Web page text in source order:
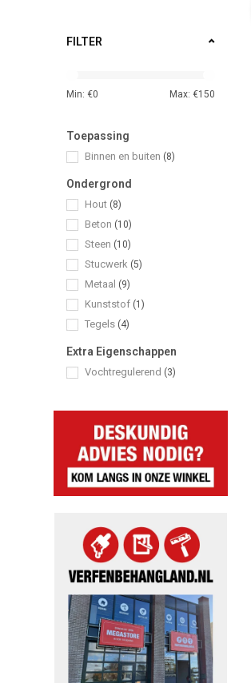
FILTER
Min: €0 Max: €150
Toepassing
Binnen en buiten (8)
Ondergrond
Hout (8)
Beton (10)
Steen (10)
Stucwerk (5)
Metaal (9)
Kunststof (1)
Tegels (4)
Extra Eigenschappen
Vochtregulerend (3)